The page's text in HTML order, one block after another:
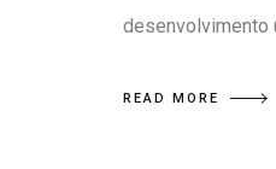
desenvolvimento
READ MORE